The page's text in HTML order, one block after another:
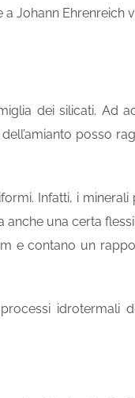
Johann Ehrenreich
dei silicati. Ad
posso
Infatti, i
una certa
e contano un
idrotermali